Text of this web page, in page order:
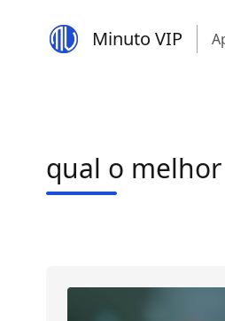
Minuto VIP
qual o